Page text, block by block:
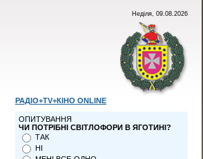
Неділя, 09.08.2026
РАДІО+TV+КІНО ONLINE
ОПИТУВАННЯ
ЧИ ПОТРІБНІ СВІТЛОФОРИ В ЯГОТИНІ?
ТАК
НІ